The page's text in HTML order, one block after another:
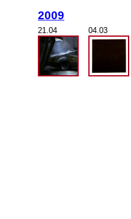
2009
21.04 04.03